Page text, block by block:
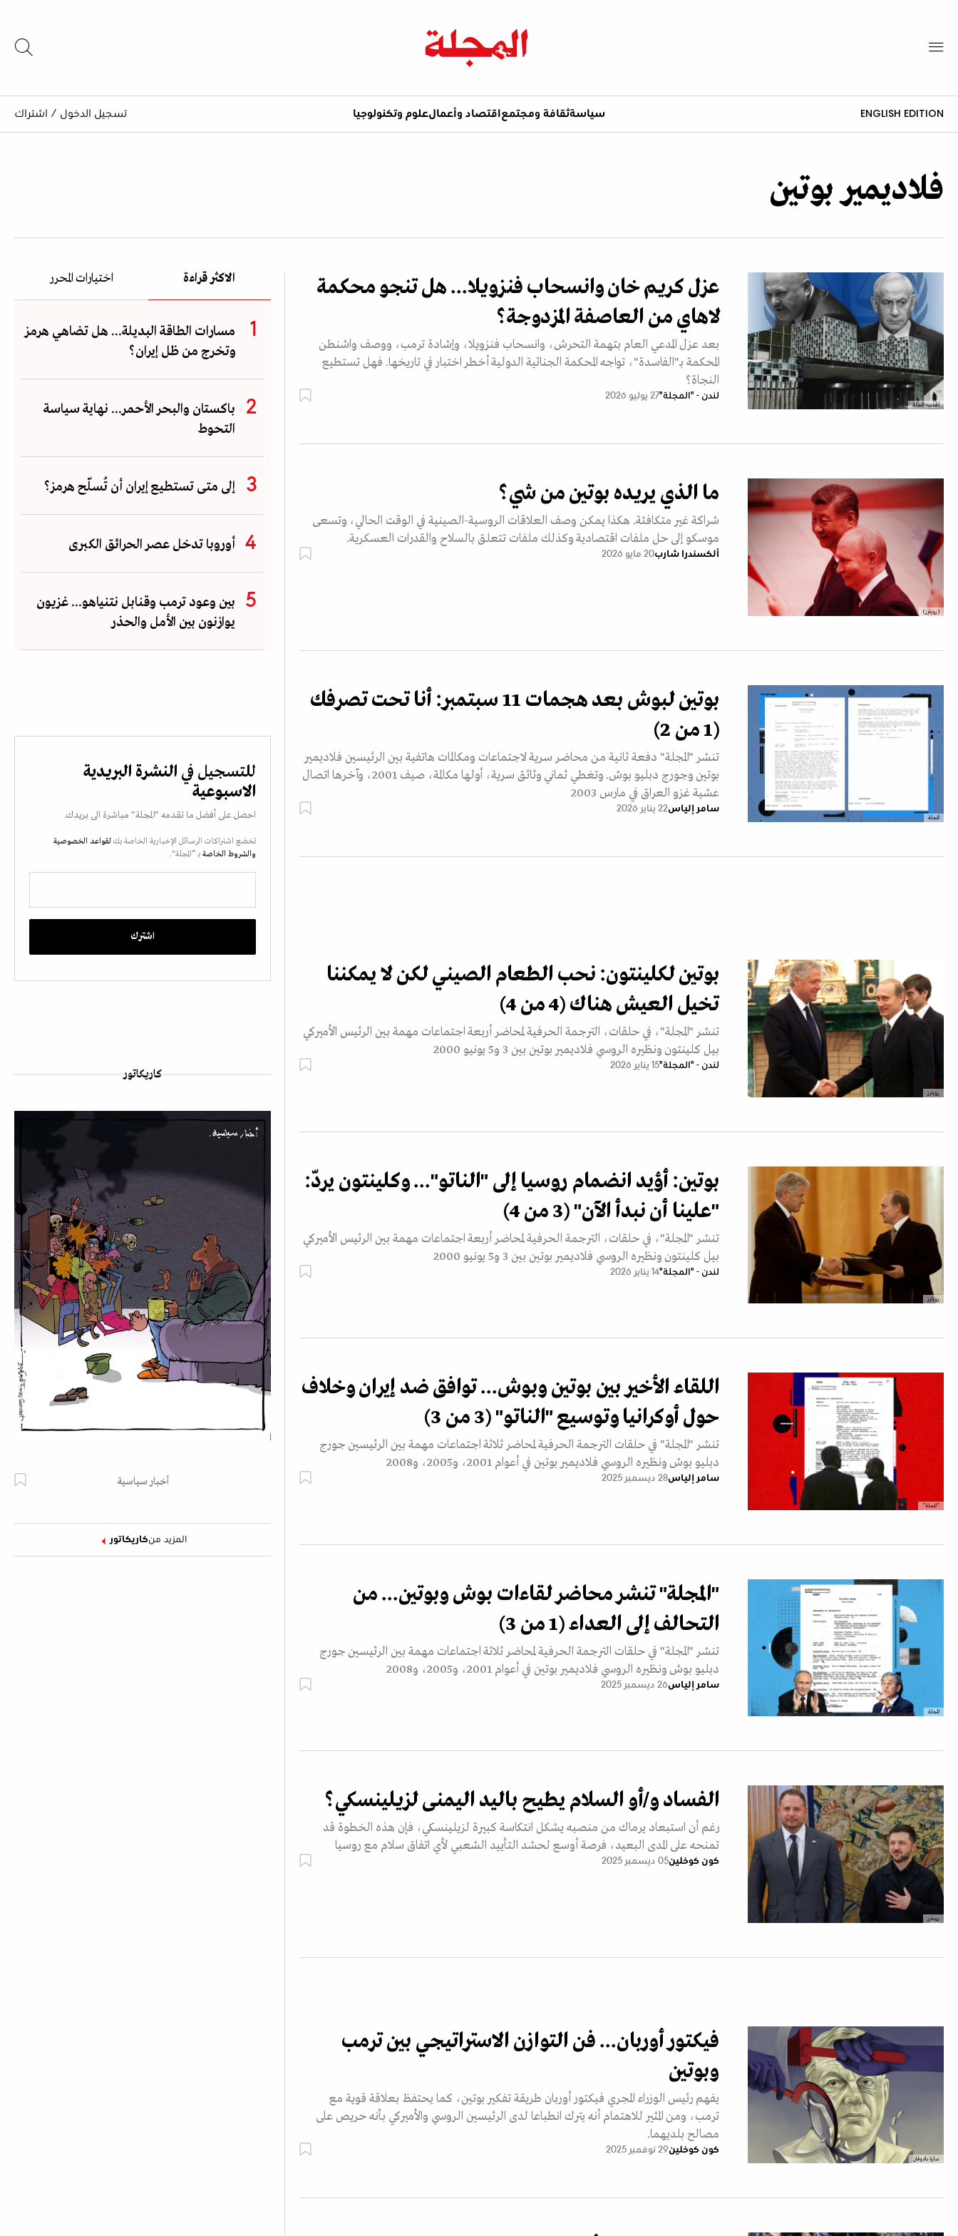
ENGLISH EDITION سياسةثقافة ومجتمع اقتصاد وأعمالعلوم وتكنولوجيا تسجيل الدخول / اشتراك
فلاديمير بوتين
أ.ف.ب- المجلة
عزل كريم خان وانسحاب فنزويلا... هل تنجو محكمة
لاهاي من العاصفة المزدوجة؟
بعد عزل المدعي العام بتهمة التحرش، وانسحاب فنزويلا، وإشادة ترمب، ووصف واشنطن
المحكمة بـ"الفاسدة"، تواجه المحكمة الجنائية الدولية أخطر اختبار في تاريخها. فهل تستطيع
النجاة؟
لندن - "المجلة"27 يوليو 2026
(رويترز)
ما الذي يريده بوتين من شي؟
شراكة غير متكافئة. هكذا يمكن وصف العلاقات الروسية-الصينية في الوقت الحالي، وتسعى
موسكو إلى حل ملفات اقتصادية وكذلك ملفات تتعلق بالسلاح والقدرات العسكرية.
ألكسندرا شارب20 مايو 2026
المجلة
بوتين لبوش بعد هجمات 11 سبتمبر: أنا تحت تصرفك
(1 من 2)
تنشر "المجلة" دفعة ثانية من محاضر سرية لاجتماعات ومكالمات هاتفية بين الرئيسين فلاديمير
بوتين وجورج دبليو بوش. وتغطي ثماني وثائق سرية، أولها مكالمة، صيف 2001، وآخرها اتصال
عشية غزو العراق في مارس 2003
سامر إلياس22 يناير 2026
رويترز
بوتين لكلينتون: نحب الطعام الصيني لكن لا يمكننا
تخيل العيش هناك (4 من 4)
تنشر "المجلة"، في حلقات، الترجمة الحرفية لمحاضر أربعة اجتماعات مهمة بين الرئيس الأميركي
بيل كلينتون ونظيره الروسي فلاديمير بوتين بين 3 و5 يونيو 2000
لندن - "المجلة"15 يناير 2026
رويترز
بوتين: أؤيد انضمام روسيا إلى "الناتو"... وكلينتون يردّ:
"علينا أن نبدأ الآن" (3 من 4)
تنشر "المجلة"، في حلقات، الترجمة الحرفية لمحاضر أربعة اجتماعات مهمة بين الرئيس الأميركي
بيل كلينتون ونظيره الروسي فلاديمير بوتين بين 3 و5 يونيو 2000
لندن - "المجلة"14 يناير 2026
"المجلة"
اللقاء الأخير بين بوتين وبوش... توافق ضد إيران وخلاف
حول أوكرانيا وتوسيع "الناتو" (3 من 3)
تنشر "المجلة" في حلقات الترجمة الحرفية لمحاضر ثلاثة اجتماعات مهمة بين الرئيسين جورج
دبليو بوش ونظيره الروسي فلاديمير بوتين في أعوام 2001، و2005، و2008
سامر إلياس28 ديسمبر 2025
المجلة
"المجلة" تنشر محاضر لقاءات بوش وبوتين... من
التحالف إلى العداء (1 من 3)
تنشر "المجلة" في حلقات الترجمة الحرفية لمحاضر ثلاثة اجتماعات مهمة بين الرئيسين جورج
دبليو بوش ونظيره الروسي فلاديمير بوتين في أعوام 2001، و2005، و2008
سامر إلياس26 ديسمبر 2025
رويترز
الفساد و/أو السلام يطيح باليد اليمنى لزيلينسكي؟
رغم أن استبعاد يرماك من منصبه يشكل انتكاسة كبيرة لزيلينسكي، فإن هذه الخطوة قد
تمنحه على المدى البعيد، فرصة أوسع لحشد التأييد الشعبي لأي اتفاق سلام مع روسيا
كون كوخلين05 ديسمبر 2025
سارة بادوفان
فيكتور أوربان... فن التوازن الاستراتيجي بين ترمب
وبوتين
يفهم رئيس الوزراء المجري فيكتور أوربان طريقة تفكير بوتين، كما يحتفظ بعلاقة قوية مع
ترمب، ومن المثير للاهتمام أنه يترك انطباعا لدى الرئيسين الروسي والأميركي بأنه حريص على
مصالح بلديهما.
كون كوخلين29 نوفمبر 2025
الاكثر قراءة اختيارات المحرر
مسارات الطاقة البديلة... هل تضاهي هرمز
وتخرج من ظل إيران؟
باكستان والبحر الأحمر... نهاية سياسة
التحوط
إلى متى تستطيع إيران أن تُسلّح هرمز؟
أوروبا تدخل عصر الحرائق الكبرى
بين وعود ترمب وقنابل نتنياهو... غزيون
يوازنون بين الأمل والحذر
للتسجيل في النشرة البريدية
الاسبوعية
احصل على أفضل ما تقدمه "المجلة" مباشرة الى بريدك.
تخضع اشتراكات الرسائل الإخبارية الخاصة بك لقواعد الخصوصية
والشروط الخاصة بـ “المجلة".
كاريكاتور
أخبار سياسية
المزيد منكاريكاتور